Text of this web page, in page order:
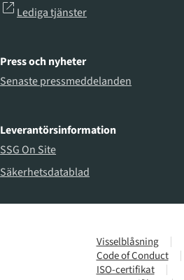
Lediga tjänster
Press och nyheter
Senaste pressmeddelanden
Leverantörsinformation
SSG On Site
Säkerhetsdatablad
Visselblåsning
Code of Conduct
ISO-certifikat